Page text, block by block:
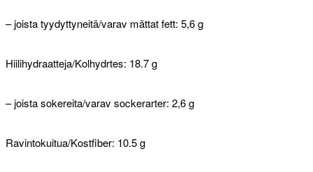
– joista tyydyttyneitä/varav mättat fett: 5,6 g
Hiilihydraatteja/Kolhydrtes: 18.7 g
– joista sokereita/varav sockerarter: 2,6 g
Ravintokuitua/Kostfiber: 10.5 g